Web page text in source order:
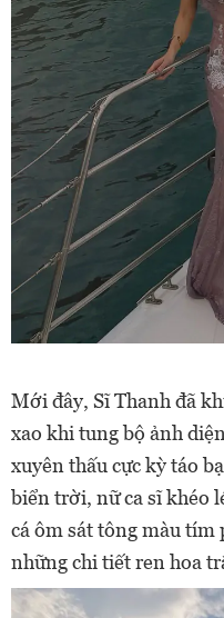
Mới đây, Sĩ Thanh đã
xao khi tung bộ ảnh
xuyên thấu cực kỳ táo
biển trời, nữ ca sĩ khéo
cá ôm sát tông màu tím
những chi tiết ren hoa